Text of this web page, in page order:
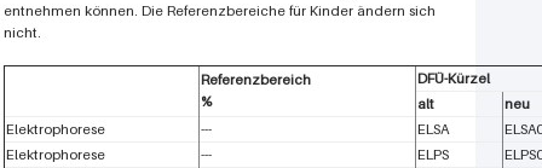
entnehmen können. Die Referenzbereiche für Kinder ändern sich
nicht.
Referenzbereich
%
DFÜ-Kürzel
alt
neu
Elektrophorese
--- ELSA
Elektrophorese
--- ELPS